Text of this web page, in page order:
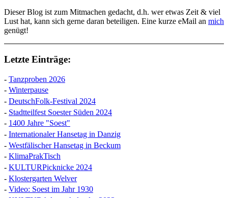
Dieser Blog ist zum Mitmachen gedacht, d.h. wer etwas Zeit & viel
Lust hat, kann sich gerne daran beteiligen. Eine kurze eMail an mich
genügt!
Letzte Einträge:
- Tanzproben 2026
- Winterpause
- DeutschFolk-Festival 2024
- Stadtteilfest Soester Süden 2024
- 1400 Jahre "Soest"
- Internationaler Hansetag in Danzig
- Westfälischer Hansetag in Beckum
- KlimaPrakTisch
- KULTURPicknicke 2024
- Klostergarten Welver
- Video: Soest im Jahr 1930